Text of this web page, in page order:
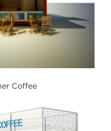
Coffee
Coffee